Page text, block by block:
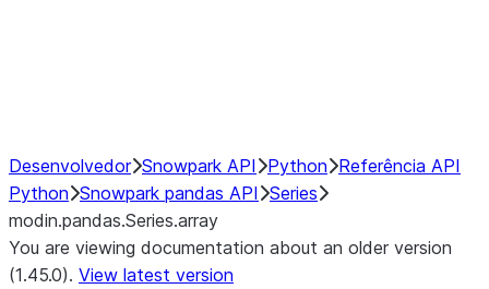
Desenvolvedor Snowpark API Python Referência API
Python Snowpark pandas API Series
modin.pandas.Series.array
You are viewing documentation about an older version
(1.45.0). View latest version